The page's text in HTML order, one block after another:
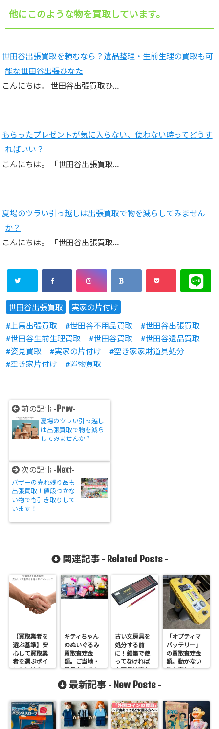
他にこのような物を買取しています。
世田谷出張買取を頼むなら？遺品整理・生前生理の買取も可
能な世田谷出張ひなた
こんにちは。 世田谷出張買取ひ…
もらったプレゼントが気に入らない、使わない時ってどうす
ればいい？
こんにちは。 「世田谷出張買取…
夏場のツラい引っ越しは出張買取で物を減らしてみません
か？
こんにちは。 「世田谷出張買取…
世田谷出張買取
実家の片付け
上馬出張買取
世田谷不用品買取
世田谷出張買取
世田谷生前生理買取
世田谷買取
世田谷遺品買取
姿見買取
実家の片付け
空き家家財道具処分
空き家片付け
置物買取
前の記事 - Prev-
夏場のツラい引っ越し
は出張買取で物を減ら
してみませんか？
次の記事 - Next-
バザーの売れ残り品も
出張買取！値段つかな
い物でも引き取りして
います！
関連記事 - Related Posts-
【買取業者を
選ぶ基準】安
心して買取業
者を選ぶポイ
ントとは？
キティちゃん
のぬいぐるみ
買取査定金
額。ご当地・
景品なんでも
お任せくださ
い！
古い文房具を
処分する前
に！鉛筆で使
ってなければ
文房具は売れ
「オプティマ
バッテリー」
の買取査定金
額。動かない
物も売れま
最新記事 - New Posts -